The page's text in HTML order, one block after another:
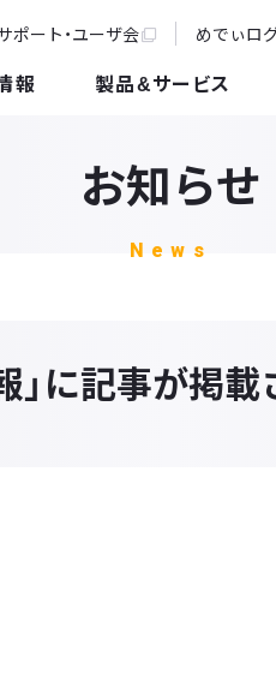
ポート・ユーザ会 めでぃロ
報 製品&サービス
お知らせ
News
」に記事が掲